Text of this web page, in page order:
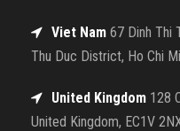
Viet Nam 67 Dinh Thi
Thu Duc District, Ho Chi
United Kingdom 128
United Kingdom, EC1V